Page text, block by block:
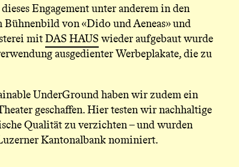
Engagement unter anderem in den
von «Dido und Aeneas» und
mitDAS HAUSwieder aufgebaut wurde
ausgedienter Werbeplakate, die zu
UnderGround haben wir zudem ein
geschaffen. Hier testen wir nachhaltige
Qualität zu verzichten – und wurden
Kantonalbank nominiert.